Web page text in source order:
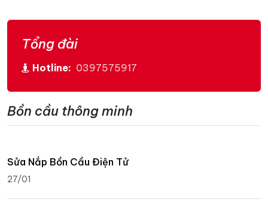
Tổng đài
Hotline: 0397575917
Bồn cầu thông minh
Sửa Nắp Bồn Cầu Điện Tử
27/01